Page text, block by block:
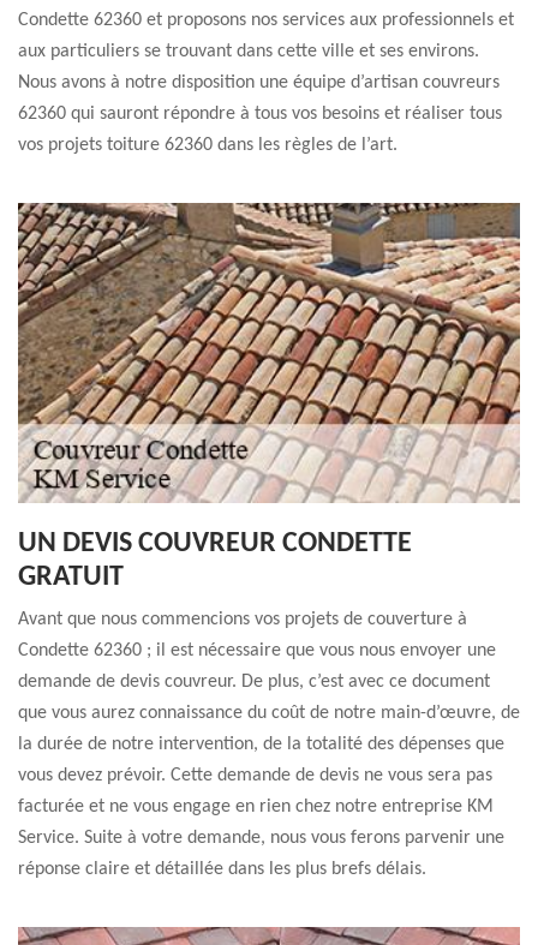
Condette 62360 et proposons nos services aux professionnels et
aux particuliers se trouvant dans cette ville et ses environs.
Nous avons à notre disposition une équipe d’artisan couvreurs
62360 qui sauront répondre à tous vos besoins et réaliser tous
vos projets toiture 62360 dans les règles de l’art.
UN DEVIS COUVREUR CONDETTE
GRATUIT
Avant que nous commencions vos projets de couverture à
Condette 62360 ; il est nécessaire que vous nous envoyer une
demande de devis couvreur. De plus, c’est avec ce document
que vous aurez connaissance du coût de notre main-d’œuvre, de
la durée de notre intervention, de la totalité des dépenses que
vous devez prévoir. Cette demande de devis ne vous sera pas
facturée et ne vous engage en rien chez notre entreprise KM
Service. Suite à votre demande, nous vous ferons parvenir une
réponse claire et détaillée dans les plus brefs délais.